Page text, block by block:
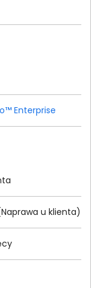
Enterprise
u klienta)